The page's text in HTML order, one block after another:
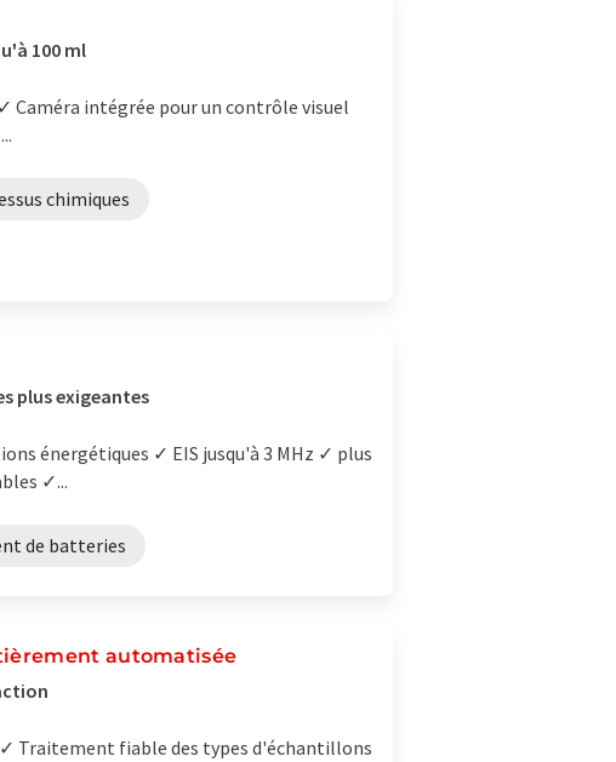
100 ml
intégrée pour un contrôle visuel
chimiques
plus exigeantes
énergétiques ✓ EIS jusqu'à 3 MHz ✓ plus
✓...
de batteries
automatisée
Traitement fiable des types d'échantillons